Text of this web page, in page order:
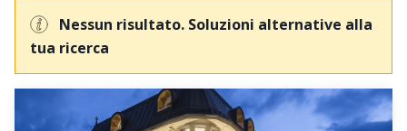
Nessun risultato. Soluzioni alternative alla
tua ricerca